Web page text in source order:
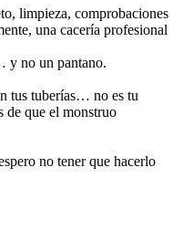
limpieza, comprobaciones
una cacería profesional
y no un pantano.
tus tuberías… no es tu
que el monstruo
no tener que hacerlo